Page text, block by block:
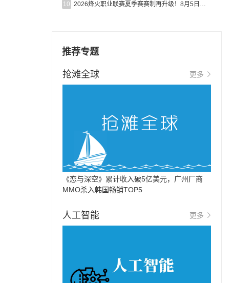
10 2026烽火职业联赛夏季赛赛制再升级！8月5日起24支战队集结开战！
推荐专题
抢滩全球 更多
《恋与深空》累计收入破5亿美元，广州厂商
MMO杀入韩国畅销TOP5
人工智能 更多